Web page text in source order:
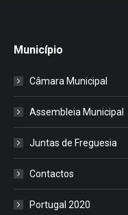
Município
Câmara Municipal
Assembleia Municipal
Juntas de Freguesia
Contactos
Portugal 2020